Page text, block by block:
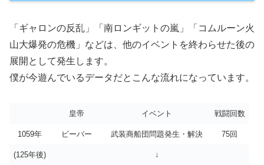
「ギャロンの反乱」「南ロンギットの嵐」「コムルーン火
山大爆発の危機」などは、他のイベントを終わらせた後の
展開として発生します。
僕が今遊んでいるデータだとこんな流れになっています。
皇帝 イベント 戦闘回数
1059年 ビーバー 武装商船団問題発生・解決 75回
(125年後) ↓